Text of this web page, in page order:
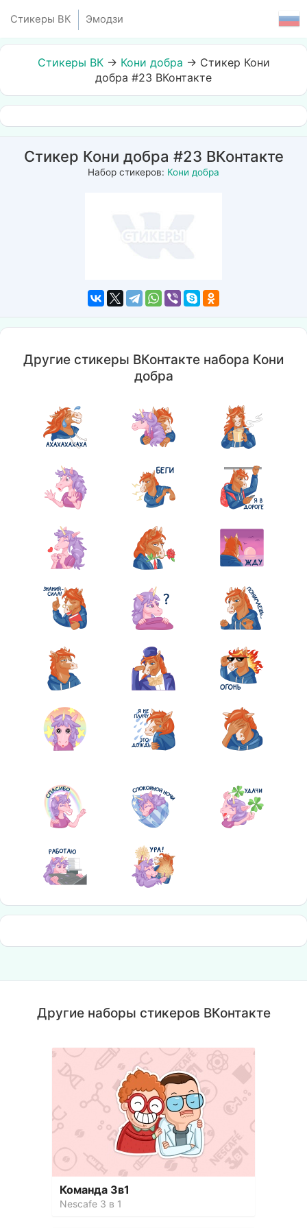
Стикеры ВК Эмодзи
Стикеры ВК→ Кони добра → Стикер Кони
добра #23 ВКонтакте
Стикер Кони добра #23 ВКонтакте
Набор стикеров: Кони добра
Другие стикеры ВКонтакте набора Кони
добра
Другие наборы стикеров ВКонтакте
Команда 3в1
Nescafe 3 в 1